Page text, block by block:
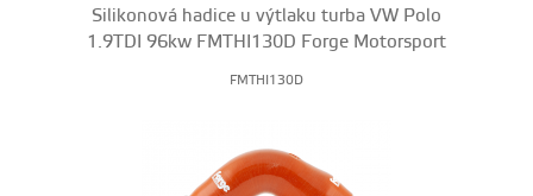
Silikonová hadice u výtlaku turba VW Polo
1.9TDI 96kw FMTHI130D Forge Motorsport
FMTHI130D